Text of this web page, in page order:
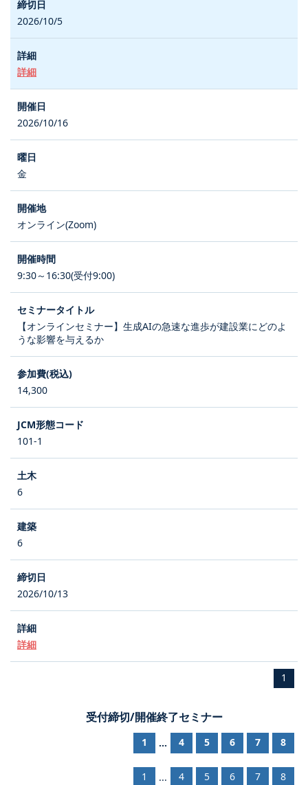
2026/10/5
詳細
2026/10/16
金
オンライン(Zoom)
9:30～16:30(受付9:00)
【オンラインセミナー】生成AIの急速な進歩が建設業にどのよ
うな影響を与えるか
14,300
101-1
6
6
2026/10/13
詳細
1
受付締切/開催終了セミナー
1 ... 4 5 6 7 8
1 ... 4 5 6 7 8